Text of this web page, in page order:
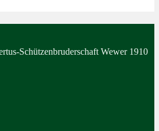
Schützenbruderschaft Wewer 1910